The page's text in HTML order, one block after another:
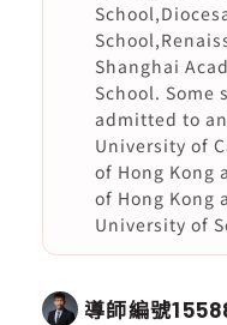
Shanghai
School. Some
admitted to
University of
of Hong Kong
of Hong Kong
University of
導師編號